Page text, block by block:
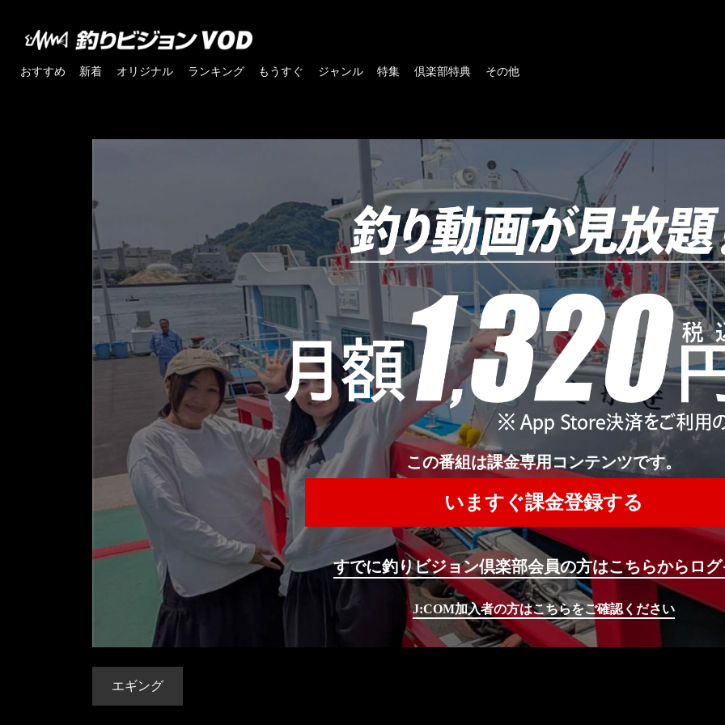
おすすめ 新着 オリジナル ランキング もうすぐ ジャンル 特集 倶楽部特典 その他
この番組は課金専用コンテンツです。
いますぐ課金登録する
すでに釣りビジョン倶楽部会員の方はこちらからロ
J:COM加入者の方はこちらをご確認ください
エギング